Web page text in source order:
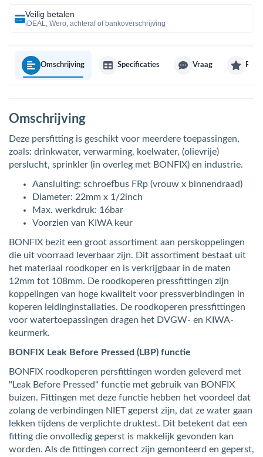
Veilig betalen
iDEAL, Wero, achteraf of bankoverschrijving
Omschrijving Specificaties Vraag
Omschrijving
Deze persfitting is geschikt voor meerdere toepassingen,
zoals: drinkwater, verwarming, koelwater, (olievrije)
perslucht, sprinkler (in overleg met BONFIX) en industrie.
Aansluiting: schroefbus FRp (vrouw x binnendraad)
Diameter: 22mm x 1/2inch
Max. werkdruk: 16bar
Voorzien van KIWA keur
BONFIX bezit een groot assortiment aan perskoppelingen
die uit voorraad leverbaar zijn. Dit assortiment bestaat uit
het materiaal roodkoper en is verkrijgbaar in de maten
12mm tot 108mm. De roodkoperen pressfittingen zijn
koppelingen van hoge kwaliteit voor pressverbindingen in
koperen leidinginstallaties. De roodkoperen pressfittingen
voor watertoepassingen dragen het DVGW- en KIWA-
keurmerk.
BONFIX Leak Before Pressed (LBP) functie
BONFIX roodkoperen persfittingen worden geleverd met
"Leak Before Pressed" functie met gebruik van BONFIX
buizen. Fittingen met deze functie hebben het voordeel dat
zolang de verbindingen NIET geperst zijn, dat ze water gaan
lekken tijdens de verplichte druktest. Dit betekent dat een
fitting die onvolledig geperst is makkelijk gevonden kan
worden. Als de fittingen correct zijn gemonteerd en geperst,